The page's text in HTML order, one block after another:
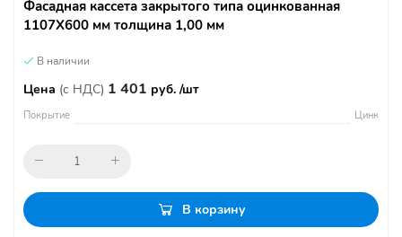
Фасадная кассета закрытого типа оцинкованная
1107Х600 мм толщина 1,00 мм
В наличии
Цена (с НДС) 1 401 руб. /шт
Покрытие Цинк
В корзину